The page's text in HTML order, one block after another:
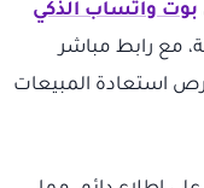
بوت واتساب الذكي
مع رابط مباشر
استعادة المبيعات